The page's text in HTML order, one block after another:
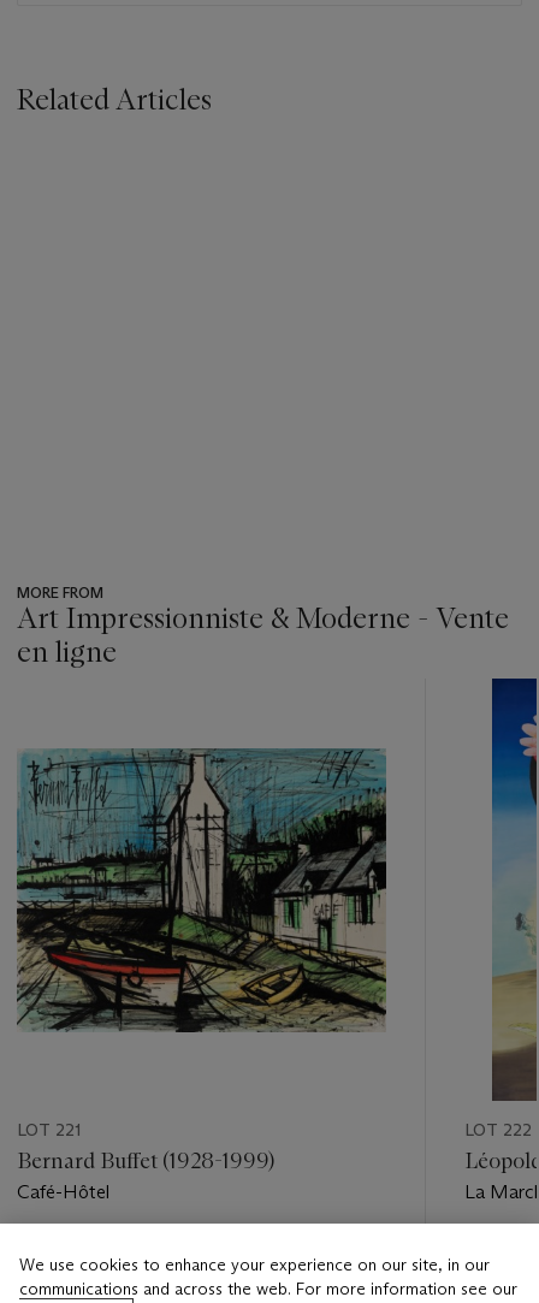
Related Articles
MORE FROM
Art Impressionniste & Moderne - Vente
en ligne
LOT 221
Bernard Buffet (1928-1999)
Café-Hôtel
EUR 30,000 - EUR 50,000
LOT 222
La
We use cookies to enhance your experience on our site, in our
communications and across the web. For more information see our